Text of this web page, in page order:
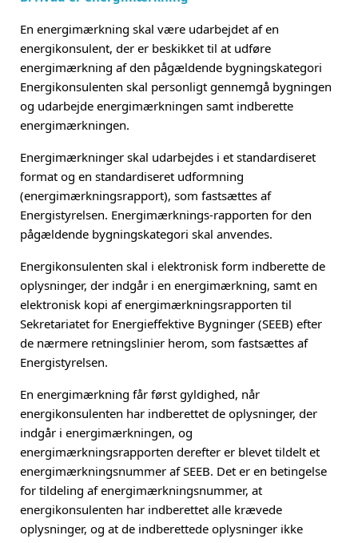
En energimærkning skal være udarbejdet af en
energikonsulent, der er beskikket til at udføre
energimærkning af den pågældende bygningskategori
Energikonsulenten skal personligt gennemgå bygningen
og udarbejde energimærkningen samt indberette
energimærkningen.
Energimærkninger skal udarbejdes i et standardiseret
format og en standardiseret udformning
(energimærkningsrapport), som fastsættes af
Energistyrelsen. Energimærknings-rapporten for den
pågældende bygningskategori skal anvendes.
Energikonsulenten skal i elektronisk form indberette de
oplysninger, der indgår i en energimærkning, samt en
elektronisk kopi af energimærkningsrapporten til
Sekretariatet for Energieffektive Bygninger (SEEB) efter
de nærmere retningslinier herom, som fastsættes af
Energistyrelsen.
En energimærkning får først gyldighed, når
energikonsulenten har indberettet de oplysninger, der
indgår i energimærkningen, og
energimærkningsrapporten derefter er blevet tildelt et
energimærkningsnummer af SEEB. Det er en betingelse
for tildeling af energimærkningsnummer, at
energikonsulenten har indberettet alle krævede
oplysninger, og at de indberettede oplysninger ikke